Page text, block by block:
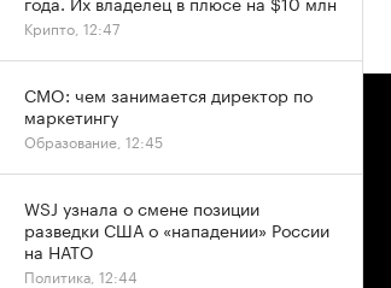
Крипто, 12:47
CMO: чем занимается директор по
маркетингу
Образование, 12:45
WSJ узнала о смене позиции
разведки США о «нападении» России
на НАТО
Политика, 12:44